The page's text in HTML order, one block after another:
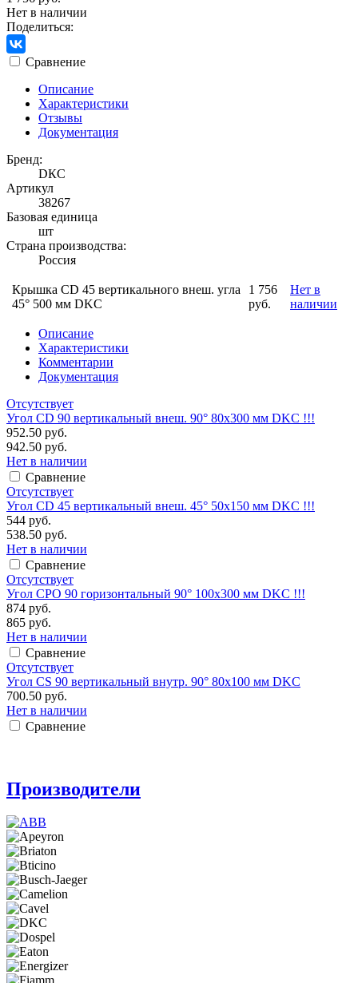
Нет в наличии
Поделиться:
Сравнение
Описание
Характеристики
Отзывы
Документация
Бренд:
DКС
Артикул
38267
Базовая единица
шт
Страна производства:
Россия
Крышка CD 45 вертикального внеш. угла
45° 500 мм DKC
1 756
руб.
Нет в
наличии
Описание
Характеристики
Комментарии
Документация
Отсутствует
Угол CD 90 вертикальный внеш. 90° 80х300 мм DKC !!!
952.50 руб.
942.50 руб.
Нет в наличии
Сравнение
Отсутствует
Угол CD 45 вертикальный внеш. 45° 50х150 мм DKC !!!
544 руб.
538.50 руб.
Нет в наличии
Сравнение
Отсутствует
Угол CPO 90 горизонтальный 90° 100х300 мм DKC !!!
874 руб.
865 руб.
Нет в наличии
Сравнение
Отсутствует
Угол CS 90 вертикальный внутр. 90° 80х100 мм DKC
700.50 руб.
Нет в наличии
Сравнение
Производители